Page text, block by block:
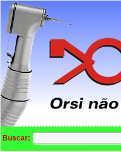
Buscar: